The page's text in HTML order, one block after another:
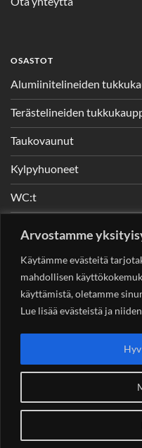
Arvostamme
Käytämme evästeitä
mahdollisen
käyttämistä, oletamme
Lue lisää evästeistä ja
OSASTOT
Alumiinitelineiden
Terästelineiden
Taukovaunut
Kylpyhuoneet
WC:t
YHTEYSTIEDOT
Helsingin
00890 Helsinki 0400 99